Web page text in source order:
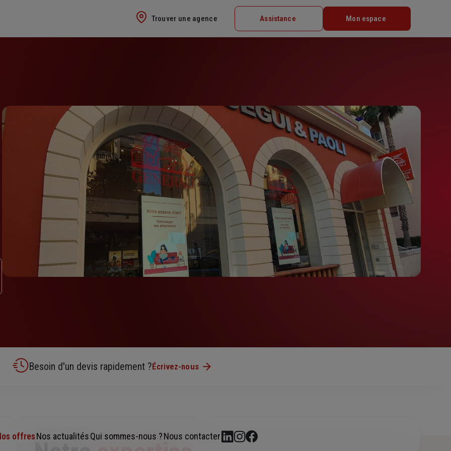
Trouver une agence Assistance Mon espace
Besoin d'un devis rapidement ?Écrivez-nous
offresNos actualitésQui sommes-nous ?Nous contacter